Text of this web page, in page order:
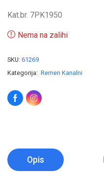
Kat.br. 7PK1950
Nema na zalihi
SKU: 61269
Kategorija: Remen Kanalni
Opis